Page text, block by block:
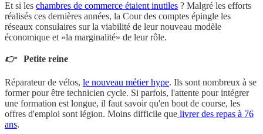
Et si les chambres de commerce étaient inutiles ? Malgré les efforts
réalisés ces dernières années, la Cour des comptes épingle les
réseaux consulaires sur la viabilité de leur nouveau modèle
économique et «la marginalité» de leur rôle.
👉 Petite reine
Réparateur de vélos, le nouveau métier hype. Ils sont nombreux à se
former pour être technicien cycle. Si parfois, l'attente pour intégrer
une formation est longue, il faut savoir qu'en bout de course, les
offres d'emploi sont légion. Moins difficile que livrer des repas à 76
ans.